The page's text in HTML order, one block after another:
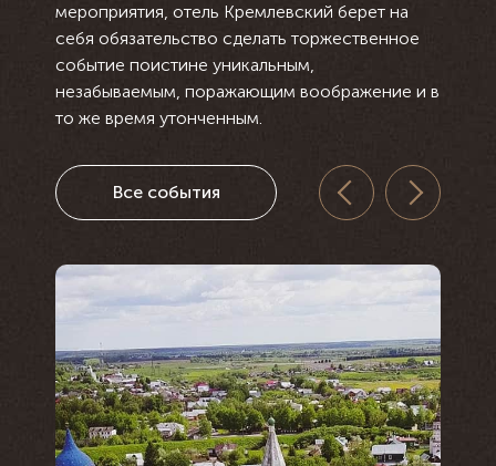
мероприятия, отель Кремлевский берет на
себя обязательство сделать торжественное
событие поистине уникальным,
незабываемым, поражающим воображение и в
то же время утонченным.
Все события